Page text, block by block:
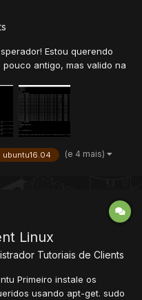
Estou querendo
antigo, mas valido na
Google Cloud, porém
decret...
ubuntu16.04 (e 4 mais)
Linux
Tutoriais de Clients
Primeiro instale os
usando apt-get. sudo